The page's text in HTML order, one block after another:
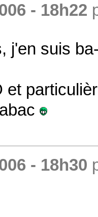
- 18h22
j'en suis
et
- 18h30